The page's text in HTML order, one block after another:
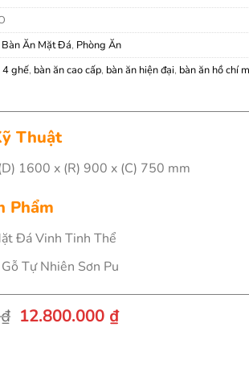
Bàn Ăn Mặt Đá, Phòng Ăn
4 ghế, bàn ăn cao cấp, bàn ăn hiện đại, bàn ăn hồ chí
Thuật
1600 x (R) 900 x (C) 750 mm
Phẩm
Đá Vinh Tinh Thể
Tự Nhiên Sơn Pu
₫ Giá
12.800.000 ₫Giá
Khẩu - NIMO số lượng